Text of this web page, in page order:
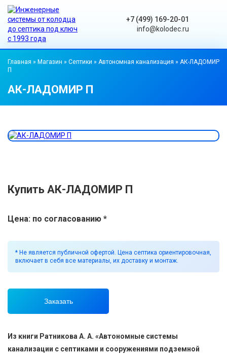
+7 (499) 169-20-01
info@kolodec.ru
Главная » Магазин » Септики » Автономная канализация » АК-ЛАДОМИР
П
АК-ЛАДОМИР П
Купить АК-ЛАДОМИР П
Цена: по согласованию *
* Не является публичной офертой. Цена септика ориентировочная,
включает в себя все материалы, их доставку и монтаж.
Заказать
Из книги Ратникова А. А. «Автономные системы
канализации с септиками и сооружениями подземной